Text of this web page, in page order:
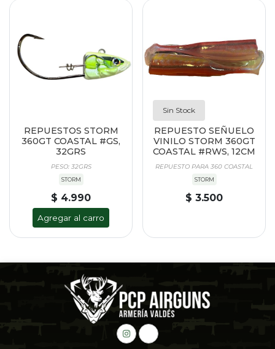
REPUESTOS STORM
360GT COASTAL #GS,
32GRS
PESO: 32GRS
STORM
$ 4.990
Agregar al carro
Sin Stock
REPUESTO SEÑUELO
VINILO STORM 360GT
COASTAL #RWS, 12CM
REPUESTO PARA 360 COASTAL
STORM
$ 3.500